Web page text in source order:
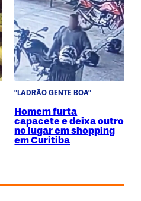
"LADRÃO GENTE BOA"
Homem furta
capacete e deixa outro
no lugar em shopping
em Curitiba